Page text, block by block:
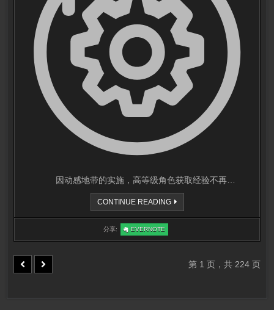
因动感地带的实施，高等级角色获取经验不再…
CONTINUE READING等
级
奖
分享: EVERNOTE
等
级
第 1 页，共 224 页